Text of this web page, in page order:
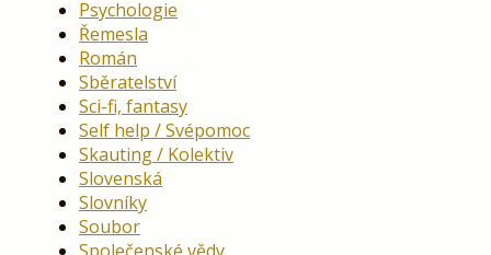
Psychologie
Řemesla
Román
Sběratelství
Sci-fi, fantasy
Self help / Svépomoc
Skauting / Kolektiv
Slovenská
Slovníky
Soubor